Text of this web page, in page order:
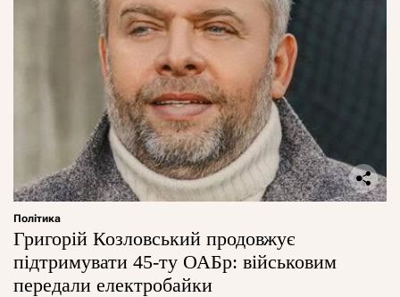
Політика
Григорій Козловський продовжує
підтримувати 45-ту ОАБр: військовим
передали електробайки